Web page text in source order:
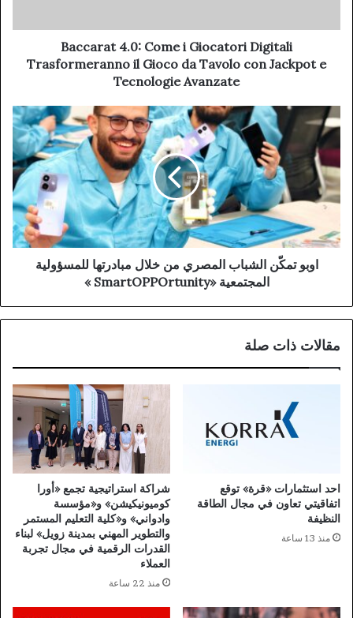
Baccarat 4.0: Come i Giocatori Digitali
Trasformeranno il Gioco da Tavolo con Jackpot e
Tecnologie Avanzate
اوبو تمكّن الشباب المصري من خلال مبادرتها للمسؤولية
المجتمعية «SmartOPPOrtunity »
مقالات ذات صلة
احد استثمارات «قرة» توقع
اتفاقيتي تعاون في مجال الطاقة
النظيفة
منذ 13 ساعة
شراكة استراتيجية تجمع «أورا
كوميونيكيشن» و«مؤسسة
وادواني» و«كلية التعليم المستمر
والتطوير المهني بمدينة زويل» لبناء
القدرات الرقمية في مجال تجربة
العملاء
منذ 22 ساعة